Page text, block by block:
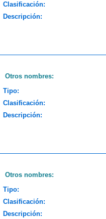
Clasificación:
Descripción:
Otros nombres:
Tipo:
Clasificación:
Descripción:
Otros nombres:
Tipo:
Clasificación:
Descripción: